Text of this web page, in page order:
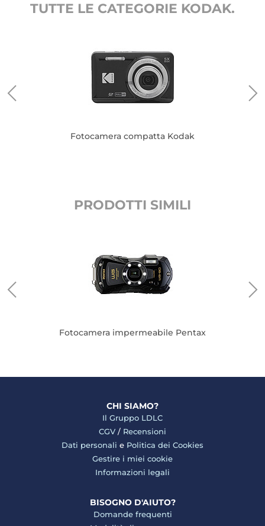
TUTTE LE CATEGORIE KODAK.
Fotocamera compatta Kodak
PRODOTTI SIMILI
Fotocamera impermeabile Pentax
CHI SIAMO?
Il Gruppo LDLC
CGV / Recensioni
Dati personali e Politica dei Cookies
Gestire i miei cookie
Informazioni legali
BISOGNO D'AIUTO?
Domande frequenti